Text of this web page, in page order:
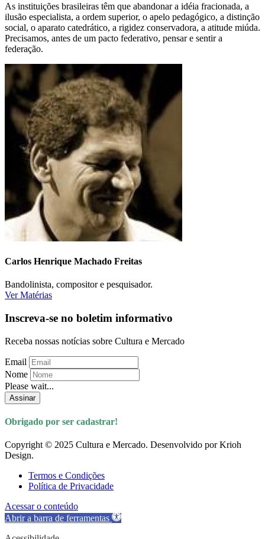
As instituições brasileiras têm que abandonar a idéia fracionada, a
ilusão especialista, a ordem superior, o apelo pedagógico, a distinção
social, o aparato catedrático, a rigidez conservadora, a atitude miúda.
Precisamos, antes de um pacto federativo, pensar e sentir a
federação.
Carlos Henrique Machado Freitas
Bandolinista, compositor e pesquisador.
Ver Matérias
Inscreva-se no boletim informativo
Receba nossas notícias sobre Cultura e Mercado
Email
Nome
Please wait...
Assinar
Obrigado por ser cadastrar!
Copyright © 2025 Cultura e Mercado. Desenvolvido por Krioh
Design.
Termos e Condições
Política de Privacidade
Acessar o conteúdo
Abrir a barra de ferramentas